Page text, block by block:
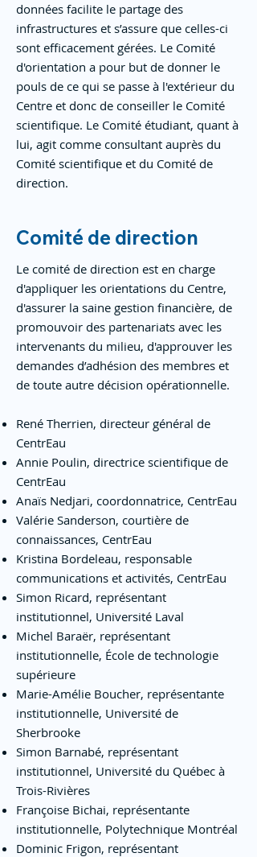
données facilite le partage des
infrastructures et s’assure que celles-ci
sont efficacement gérées. Le Comité
d'orientation a pour but de donner le
pouls de ce qui se passe à l'extérieur du
Centre et donc de conseiller le Comité
scientifique. Le Comité étudiant, quant à
lui, agit comme consultant auprès du
Comité scientifique et du Comité de
direction.
Comité de direction
Le comité de direction est en charge
d'appliquer les orientations du Centre,
d'assurer la saine gestion financière, de
promouvoir des partenariats avec les
intervenants du milieu, d'approuver les
demandes d’adhésion des membres et
de toute autre décision opérationnelle.
René Therrien, directeur général de
CentrEau
Annie Poulin, directrice scientifique de
CentrEau
Anaïs Nedjari, coordonnatrice, CentrEau
Valérie Sanderson, courtière de
connaissances, CentrEau
Kristina Bordeleau, responsable
communications et activités, CentrEau
Simon Ricard, représentant
institutionnel, Université Laval
Michel Baraër, représentant
institutionnelle, École de technologie
supérieure
Marie-Amélie Boucher, représentante
institutionnelle, Université de
Sherbrooke
Simon Barnabé, représentant
institutionnel, Université du Québec à
Trois-Rivières
Françoise Bichai, représentante
institutionnelle, Polytechnique Montréal
Dominic Frigon, représentant